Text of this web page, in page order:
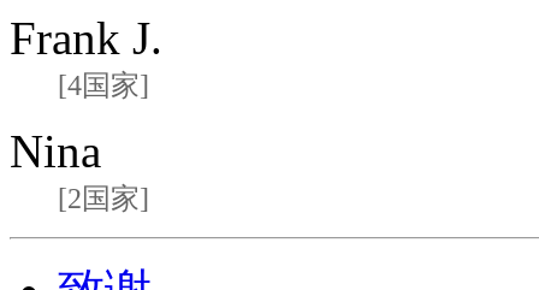
Frank J.
[4国家]
Nina
[2国家]